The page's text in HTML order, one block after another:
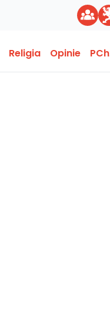
Religia Opinie